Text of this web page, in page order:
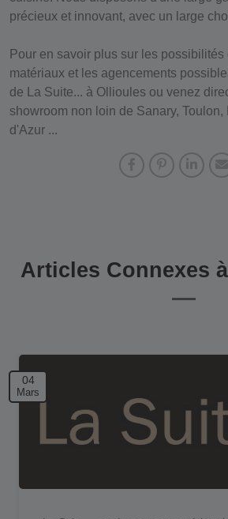
précieux et innovant, avec un large
Pour en savoir plus sur les
matériaux et les agencements
de
La Suite... à Ollioules ou venez
showroom non loin de Sanary,
d'Azur ...
Articles Connexes
04
Mars